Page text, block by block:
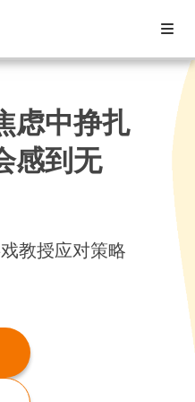
虑中挣扎
感到无
教授应对策略